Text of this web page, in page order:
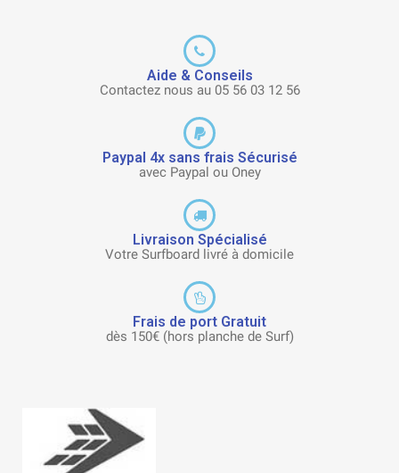
Aide & Conseils
Contactez nous au 05 56 03 12 56
Paypal 4x sans frais Sécurisé
avec Paypal ou Oney
Livraison Spécialisé
Votre Surfboard livré à domicile
Frais de port Gratuit
dès 150€ (hors planche de Surf)